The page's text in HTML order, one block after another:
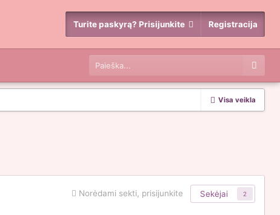
Turite paskyrą? Prisijunkite Registracija
Visa veikla
Norėdami sekti, prisijunkite Sekėjai 2